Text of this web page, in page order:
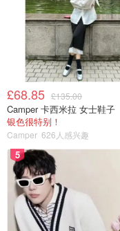
收到验证码输入之后
啦：
£68.85 £135.00
Camper 卡西米拉 女士鞋子
银色很特别！
Camper 626人感兴趣
5